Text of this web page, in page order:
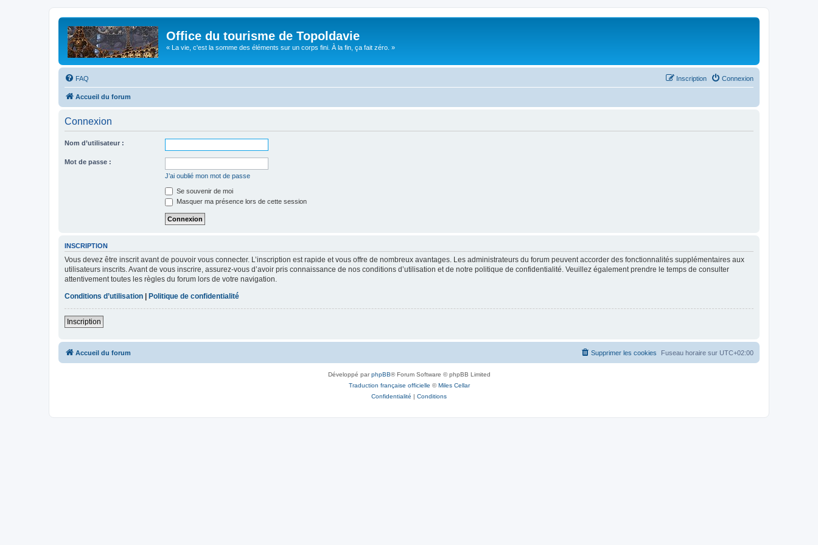
Office du tourisme de Topoldavie
« La vie, c'est la somme des éléments sur un corps fini. À la fin, ça fait zéro. »
FAQ Connexion
Inscription
Accueil du forum
Connexion
Nom d’utilisateur :
Mot de passe :
J’ai oublié mon mot de passe
Se souvenir de moi
Masquer ma présence lors de cette session
INSCRIPTION
Vous devez être inscrit avant de pouvoir vous connecter. L’inscription est rapide et vous offre de nombreux avantages. Les administrateurs du forum peuvent accorder des fonctionnalités supplémentaires aux
utilisateurs inscrits. Avant de vous inscrire, assurez-vous d’avoir pris connaissance de nos conditions d’utilisation et de notre politique de confidentialité. Veuillez également prendre le temps de consulter
attentivement toutes les règles du forum lors de votre navigation.
Conditions d’utilisation
Politique de confidentialité
Inscription
Accueil du forum Fuseau horaire sur UTC+02:00
Supprimer les cookies
Développé parphpBB® Forum Software © phpBB Limited
Traduction française officielle ©Miles Cellar
Confidentialité | Conditions